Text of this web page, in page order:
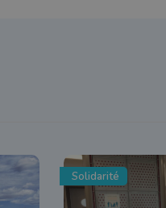
Solidarité